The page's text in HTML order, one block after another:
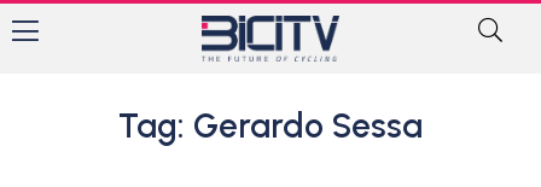
Tag: Gerardo Sessa